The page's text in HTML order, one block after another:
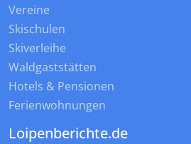
Vereine
Skischulen
Skiverleihe
Waldgaststätten
Hotels & Pensionen
Ferienwohnungen
Loipenberichte.de